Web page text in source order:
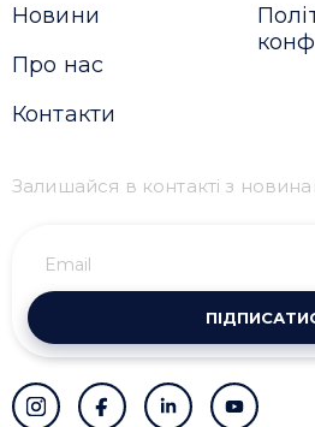
Новини
Про нас
Контакти
Залишайся в контакті з